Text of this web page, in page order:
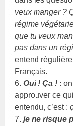
veux manger ?
régime
que tu veux
pas dans un
entend
Français.
6.Oui ! Ça ! :
approuver ce
entendu, c’est :
7.je ne risque